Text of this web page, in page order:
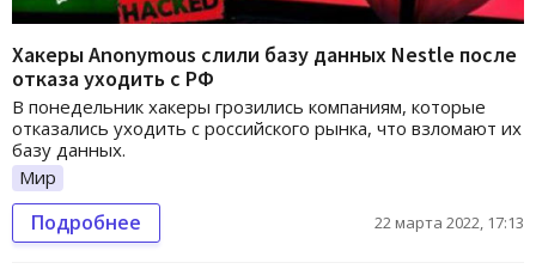
Хакеры Anonymous слили базу данных Nestle после
отказа уходить с РФ
В понедельник хакеры грозились компаниям, которые
отказались уходить с российского рынка, что взломают их
базу данных.
Мир
Подробнее 22 марта 2022, 17:13